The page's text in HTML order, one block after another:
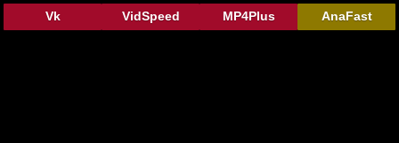
AnaFast
MP4Plus
VidSpeed
Vk